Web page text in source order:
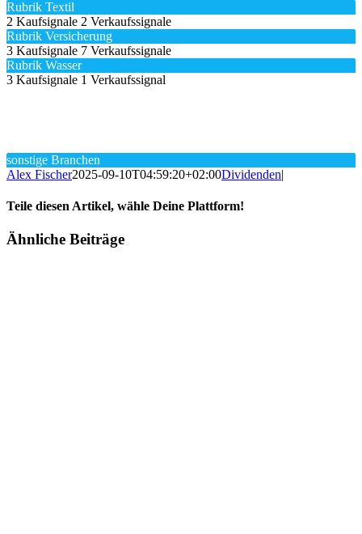
Rubrik Textil
2 Kaufsignale 2 Verkaufssignale
Rubrik Versicherung
3 Kaufsignale 7 Verkaufssignale
Rubrik Wasser
3 Kaufsignale 1 Verkaufssignal
sonstige Branchen
Alex Fischer2025-09-10T04:59:20+02:00Dividenden|
Teile diesen Artikel, wähle Deine Plattform!
Facebook
Twitter
Reddit
LinkedIn
Tumblr
Pinterest
Vk
E-
Ähnliche Beiträge